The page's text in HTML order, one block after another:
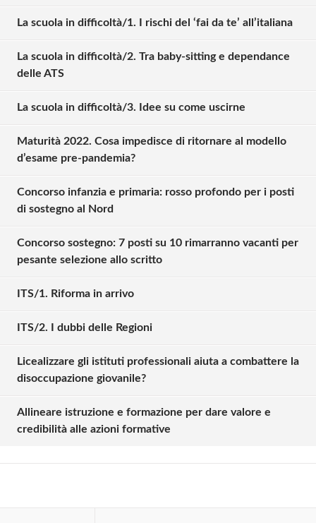
La scuola in difficoltà/1. I rischi del ‘fai da te’ all’italiana
La scuola in difficoltà/2. Tra baby-sitting e dependance
delle ATS
La scuola in difficoltà/3. Idee su come uscirne
Maturità 2022. Cosa impedisce di ritornare al modello
d’esame pre-pandemia?
Concorso infanzia e primaria: rosso profondo per i posti
di sostegno al Nord
Concorso sostegno: 7 posti su 10 rimarranno vacanti per
pesante selezione allo scritto
ITS/1. Riforma in arrivo
ITS/2. I dubbi delle Regioni
Licealizzare gli istituti professionali aiuta a combattere la
disoccupazione giovanile?
Allineare istruzione e formazione per dare valore e
credibilità alle azioni formative
Solo gli utenti registrati possono
Effettua il Login o